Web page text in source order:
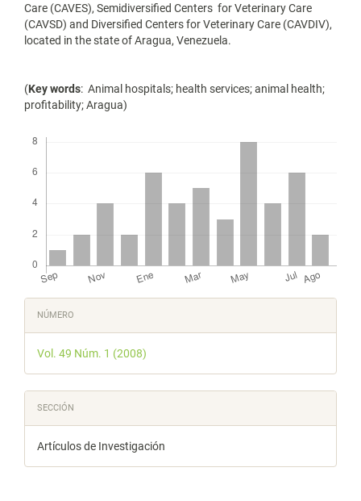
Care (CAVES), Semidiversified Centers for Veterinary Care
(CAVSD) and Diversified Centers for Veterinary Care (CAVDIV),
located in the state of Aragua, Venezuela.
(Key words: Animal hospitals; health services; animal health;
profitability; Aragua)
Detalles
del
artículo
NÚMERO
Vol. 49 Núm. 1 (2008)
SECCIÓN
Artículos de Investigación